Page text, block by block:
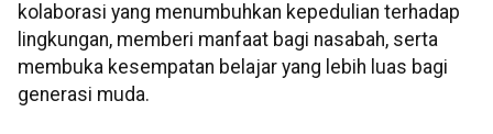
kolaborasi yang menumbuhkan kepedulian terhadap
lingkungan, memberi manfaat bagi nasabah, serta
membuka kesempatan belajar yang lebih luas bagi
generasi muda.